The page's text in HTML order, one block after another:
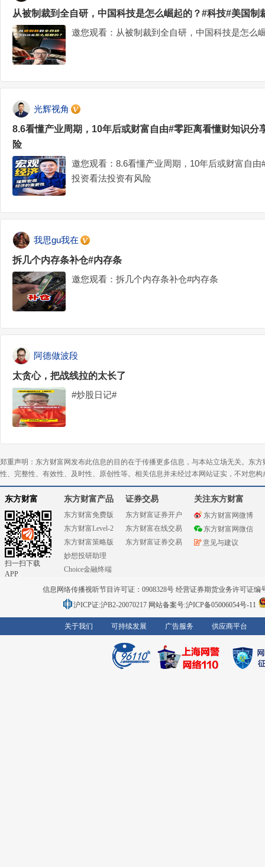
从被制裁到全自研，中国科技是怎么崛起的？#科技#美国制
邀您观看：从被制裁到全自研，中国科技是怎么
光辉视角
8.6看懂产业周期，10年后或财富自由#零距离看懂财知识分
险
邀您观看：8.6看懂产业周期，10年后或财富自
投资看法投资有风险
我思gu我在
拆几个内存条补仓#内存条
邀您观看：拆几个内存条补仓#内存条
阿德做波段
太贪心，把战线拉的太长了
#炒股日记#
郑重声明：东方财富网发布此信息的目的在于传播更多信息，与本站立场无关。东
性、完整性、有效性、及时性、原创性等。相关信息并未经过本网站证实，不对您
东方财富
扫一扫下载
APP
东方财富产品
东方财富免费版
东方财富Level-2
东方财富策略版
妙想投研助理
Choice金融终端
证券交易
东方财富证券开户
东方财富在线交易
东方财富证券交易
关注东方财富
东方财富网微博
东方财富网微信
意见与建议
信息网络传播视听节目许可证：0908328号 经营证券期货业务许可证编
沪ICP证:沪B2-20070217 网站备案号:沪ICP备05006054号-11
关于我们 可持续发展 广告服务 供应商平台